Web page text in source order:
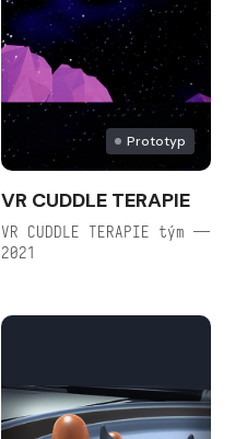
Prototyp
VR CUDDLE TERAPIE
VR CUDDLE TERAPIE tým —
2021